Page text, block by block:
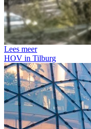
Lees meer
HOV in Tilburg